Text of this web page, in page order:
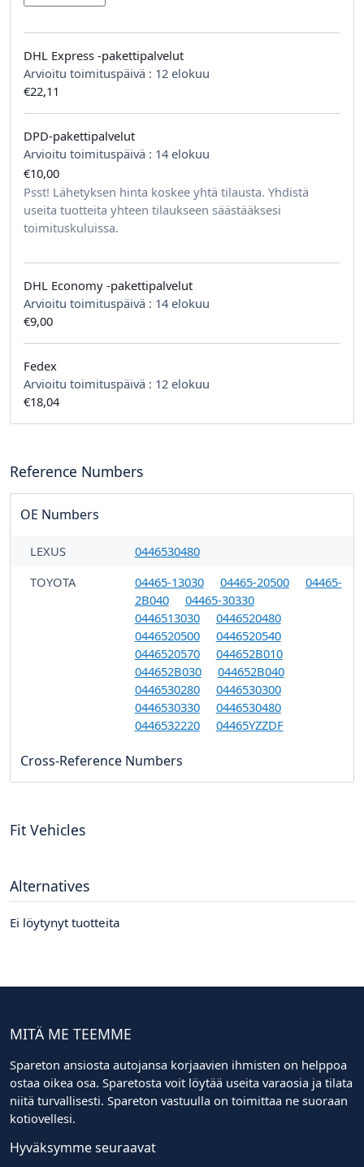
DHL Express -pakettipalvelut
Arvioitu toimituspäivä : 12 elokuu
€22,11
DPD-pakettipalvelut
Arvioitu toimituspäivä : 14 elokuu
€10,00
Psst! Lähetyksen hinta koskee yhtä tilausta. Yhdistä
useita tuotteita yhteen tilaukseen säästääksesi
toimituskuluissa.
DHL Economy -pakettipalvelut
Arvioitu toimituspäivä : 14 elokuu
€9,00
Fedex
Arvioitu toimituspäivä : 12 elokuu
€18,04
Reference Numbers
OE Numbers
LEXUS
0446530480
TOYOTA
04465-13030 04465-20500
04465-
2B040
04465-30330
0446513030
0446520480
0446520500
0446520540
0446520570
044652B010
044652B030
044652B040
0446530280
0446530300
0446530330
0446530480
0446532220
04465YZZDF
Cross-Reference Numbers
Fit Vehicles
Alternatives
Ei löytynyt tuotteita
MITÄ ME TEEMME
Spareton ansiosta autojansa korjaavien ihmisten on helppoa
ostaa oikea osa. Sparetosta voit löytää useita varaosia ja tilata
niitä turvallisesti. Spareton vastuulla on toimittaa ne suoraan
kotiovellesi.
Hyväksymme seuraavat